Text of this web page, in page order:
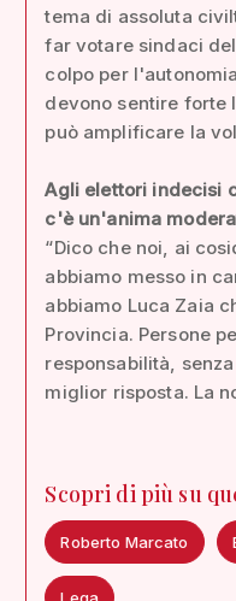
tema di assoluta
far votare sindaci
colpo per
devono sentire forte
può amplificare la
Agli elettori indecisi
c'è un'anima
“Dico che noi, ai
abbiamo messo in
abbiamo Luca Zaia
Provincia. Persone
responsabilità,
miglior risposta. La
Scopri di più su
Roberto Marcato
Lega